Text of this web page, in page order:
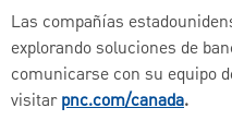
Las compañías
explorando soluciones de
comunicarse con su equipo
visitar pnc.com/canada.